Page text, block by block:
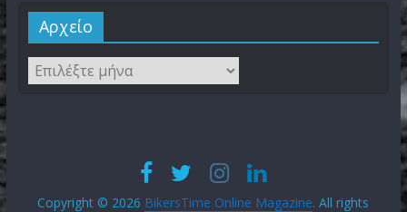
Αρχείο
Copyright © 2026 BikersTime Online Magazine . All rights